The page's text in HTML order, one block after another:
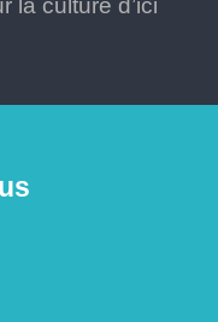
la culture d’ici